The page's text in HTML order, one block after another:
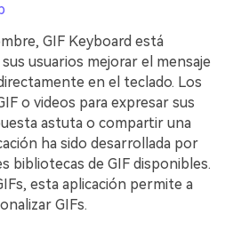
GIF Keyboard está
usuarios mejorar el mensaje
en el teclado. Los
o videos para expresar sus
astuta o compartir una
ha sido desarrollada por
bibliotecas de GIF disponibles.
esta aplicación permite a
GIFs.